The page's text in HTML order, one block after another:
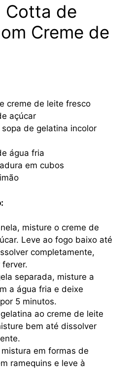
Cotta de
Creme de
creme de leite fresco
açúcar
sopa de gelatina incolor
água fria
em cubos
misture o creme de
Leve ao fogo baixo até
completamente,
ferver.
separada, misture a
a água fria e deixe
5 minutos.
ao creme de leite
bem até dissolver
em formas de
ramequins e leve à